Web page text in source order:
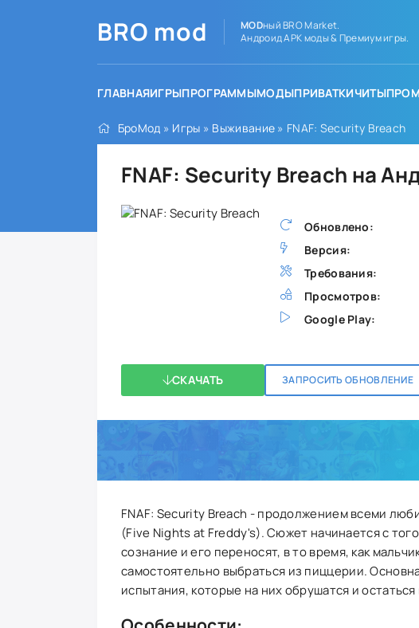
BRO mod MODный BRO Market.
Андроид APK моды & Премиум игры.
ГЛАВНАЯИГРЫПРОГРАММЫМОДЫПРИВАТКИЧИТЫ
БроМод » Игры » Выживание » FNAF: Security Breach
FNAF: Security Breach на
Обновлено:
Версия:
Требования:
Просмотров:
Google Play:
СКАЧАТЬ ЗАПРОСИТЬ ОБНОВЛЕНИЕ
FNAF: Security Breach - продолжением всеми
(Five Nights at Freddy's). Сюжет начинается с
сознание и его переносят, в то время, как
самостоятельно выбраться из пиццерии.
испытания, которые на них обрушатся и